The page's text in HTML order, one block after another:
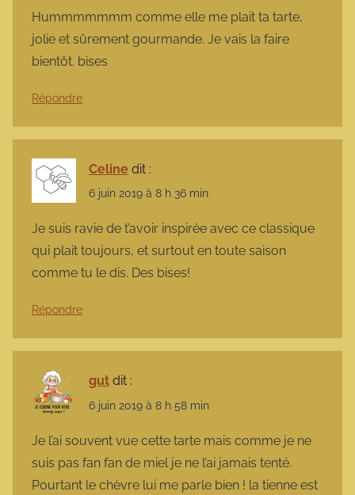
Hummmmmmm comme elle me plait ta tarte,
jolie et sûrement gourmande. Je vais la faire
bientôt. bises
Répondre
Celine dit :
6 juin 2019 à 8 h 36 min
Je suis ravie de t’avoir inspirée avec ce classique
qui plait toujours, et surtout en toute saison
comme tu le dis. Des bises!
Répondre
gut dit :
6 juin 2019 à 8 h 58 min
Je l’ai souvent vue cette tarte mais comme je ne
suis pas fan fan de miel je ne l’ai jamais tenté.
Pourtant le chèvre lui me parle bien ! la tienne est